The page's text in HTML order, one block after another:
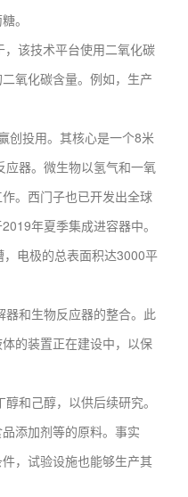
。
该技术平台使用二氧化碳
氧化碳含量。例如，生产
投用。其核心是一个8米
器。微生物以氢气和一氧
。西门子也已开发出全球
年夏季集成进容器中。
电极的总表面积达3000平
和生物反应器的整合。此
的装置正在建设中，以保
己醇，以供后续研究。
添加剂等的原料。事实
，试验设施也能够生产其